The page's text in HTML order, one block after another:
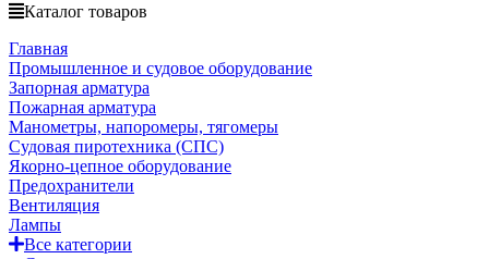
Каталог товаров
Главная
Промышленное и судовое оборудование
Запорная арматура
Пожарная арматура
Манометры, напоромеры, тягомеры
Судовая пиротехника (СПС)
Якорно-цепное оборудование
Предохранители
Вентиляция
Лампы
Все категории